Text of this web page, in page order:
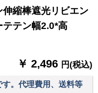
/オ
伸縮棒遮光リビエン
テテン幅2.0*高
￥ 2,496 円(税込)
。代理費用、送料等